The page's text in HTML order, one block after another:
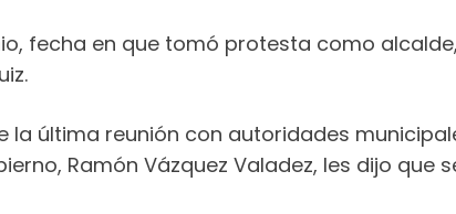
fecha en que tomó protesta como
última reunión con autoridades
Ramón Vázquez Valadez, les dijo que